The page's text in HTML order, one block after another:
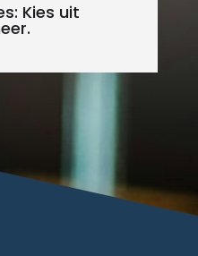
Kies uit